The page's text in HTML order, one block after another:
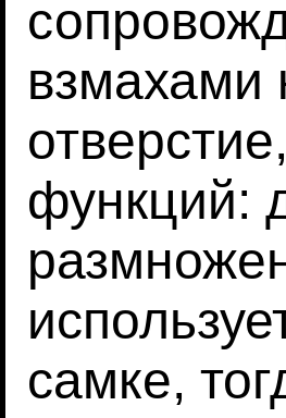
взмахами
функций:
самке,